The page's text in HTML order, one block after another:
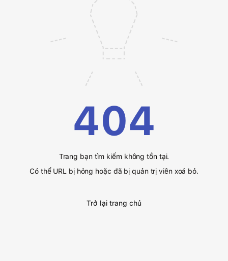
404
Trang bạn tìm kiếm không tồn tại.
Có thể URL bị hỏng hoặc đã bị quản trị viên xoá bỏ.
Trở lại trang chủ